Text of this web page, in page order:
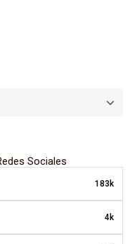
Sociales
183k
4k